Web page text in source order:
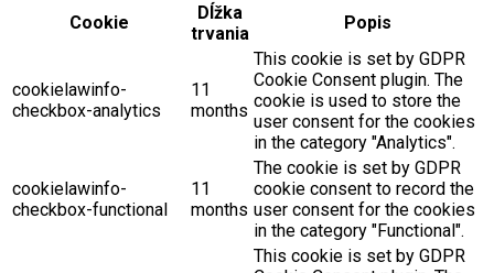
Cookie
Dĺžka
trvania
Popis
cookielawinfo-
checkbox-analytics
11
months
This cookie is set by GDPR
Cookie Consent plugin. The
cookie is used to store the
user consent for the cookies
in the category "Analytics".
cookielawinfo-
checkbox-functional
11
months
The cookie is set by GDPR
cookie consent to record the
user consent for the cookies
in the category "Functional".
This cookie is set by GDPR